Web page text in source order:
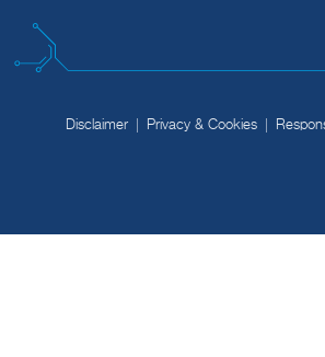
Disclaimer Privacy & Cookies